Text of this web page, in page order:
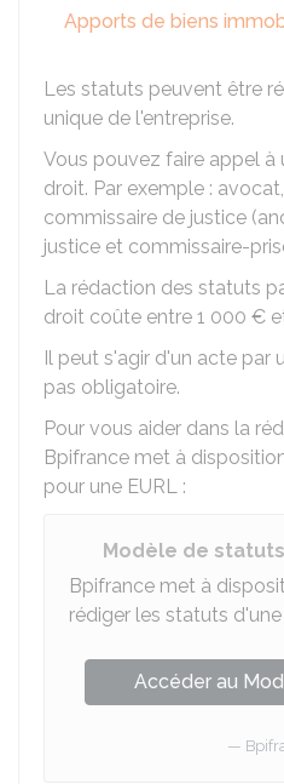
Apports de biens
Les statuts peuvent être
unique de l'entreprise.
Vous pouvez faire appel à
droit. Par exemple :
commissaire de justice
justice et commissaire-
La rédaction des statuts
droit coûte entre 1 000 €
Il peut s'agir d'un acte par
pas obligatoire.
Pour vous aider dans la
Bpifrance met à
pour une EURL :
Modèle de statuts
Bpifrance met à
rédiger les statuts d'une
Accéder au